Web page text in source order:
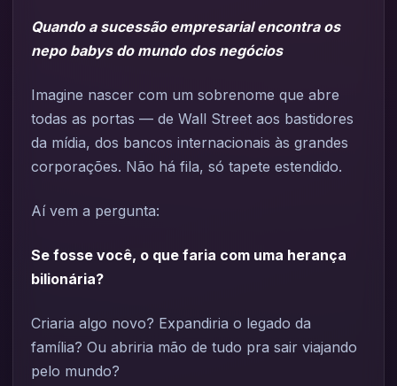
Quando a sucessão empresarial encontra os
nepo babys do mundo dos negócios
Imagine nascer com um sobrenome que abre
todas as portas — de Wall Street aos bastidores
da mídia, dos bancos internacionais às grandes
corporações. Não há fila, só tapete estendido.
Aí vem a pergunta:
Se fosse você, o que faria com uma herança
bilionária?
Criaria algo novo? Expandiria o legado da
família? Ou abriria mão de tudo pra sair viajando
pelo mundo?